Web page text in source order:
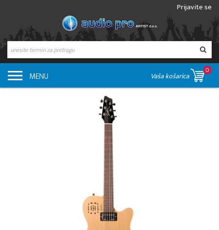
Prijavite se
MENU Vaša košarica
0